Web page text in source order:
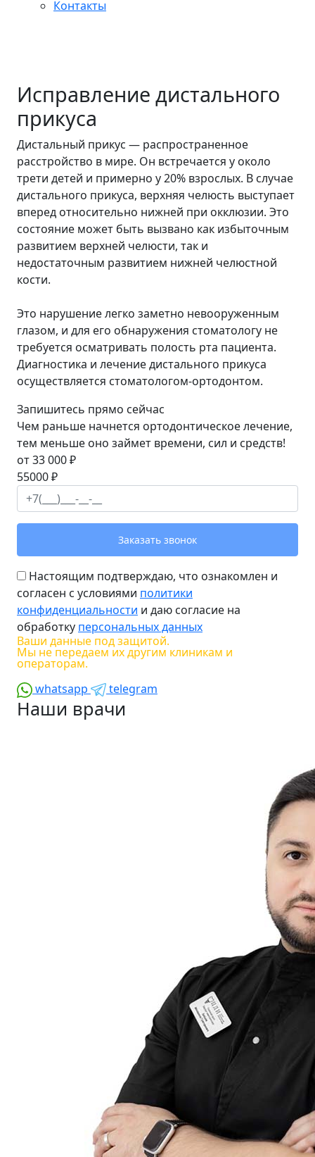
Контакты
Исправление дистального
прикуса
Дистальный прикус — распространенное
расстройство в мире. Он встречается у около
трети детей и примерно у 20% взрослых. В случае
дистального прикуса, верхняя челюсть выступает
вперед относительно нижней при окклюзии. Это
состояние может быть вызвано как избыточным
развитием верхней челюсти, так и
недостаточным развитием нижней челюстной
кости.
Это нарушение легко заметно невооруженным
глазом, и для его обнаружения стоматологу не
требуется осматривать полость рта пациента.
Диагностика и лечение дистального прикуса
осуществляется стоматологом-ортодонтом.
Запишитесь прямо сейчас
Чем раньше начнется ортодонтическое лечение,
тем меньше оно займет времени, сил и средств!
от 33 000 ₽
55000 ₽
Заказать звонок
согласен с условиями политики
конфиденциальности и даю согласие на
обработку персональных данных
Ваши данные под защитой.
Мы не передаем их другим клиникам и
операторам.
whatsapp
telegram
Наши врачи